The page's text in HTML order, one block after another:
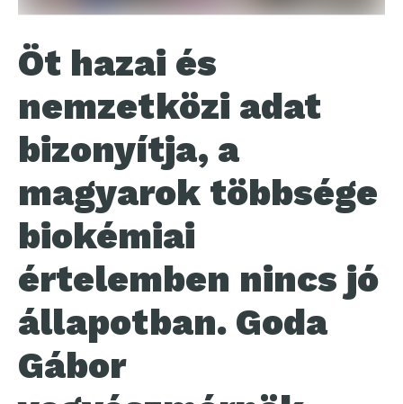
Öt hazai és
nemzetközi adat
bizonyítja, a
magyarok többsége
biokémiai
értelemben nincs jó
állapotban. Goda
Gábor